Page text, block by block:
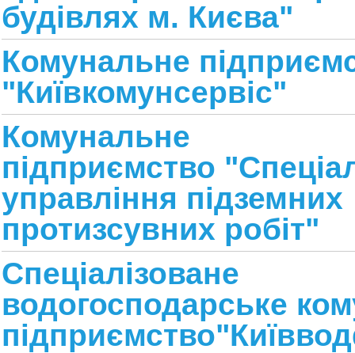
будівлях м. Києва"
Комунальне
"Київкомунсервіс"
Комунальне
підприємство "
управління підземних
протизсувних робіт"
Спеціалізоване
водогосподарське
підприємство